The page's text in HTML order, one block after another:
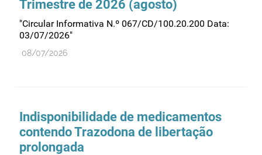
Trimestre de 2026 (agosto)
"Circular Informativa N.º 067/CD/100.20.200 Data:
03/07/2026"
08/07/2026
Indisponibilidade de medicamentos
contendo Trazodona de libertação
prolongada